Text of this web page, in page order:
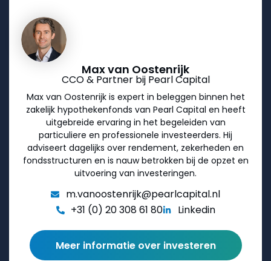
Max van Oostenrijk
CCO & Partner bij Pearl Capital
Max van Oostenrijk is expert in beleggen binnen het
zakelijk hypothekenfonds van Pearl Capital en heeft
uitgebreide ervaring in het begeleiden van
particuliere en professionele investeerders. Hij
adviseert dagelijks over rendement, zekerheden en
fondsstructuren en is nauw betrokken bij de opzet en
uitvoering van investeringen.
m.vanoostenrijk@pearlcapital.nl
+31 (0) 20 308 61 80
Linkedin
Meer informatie over investeren